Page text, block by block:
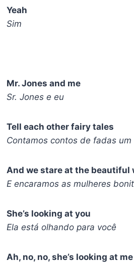
Yeah
Sim
Mr. Jones and me
Sr. Jones e eu
Tell each other fairy tales
Contamos contos de fadas um
And we stare at the beautiful
E encaramos as mulheres
She’s looking at you
Ela está olhando para você
Ah, no, no, she’s looking at me